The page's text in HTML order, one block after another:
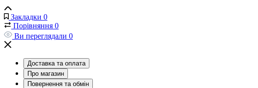
Закладки 0
Порівняння 0
Ви переглядали 0
Доставка та оплата
Про магазин
Повернення та обмін